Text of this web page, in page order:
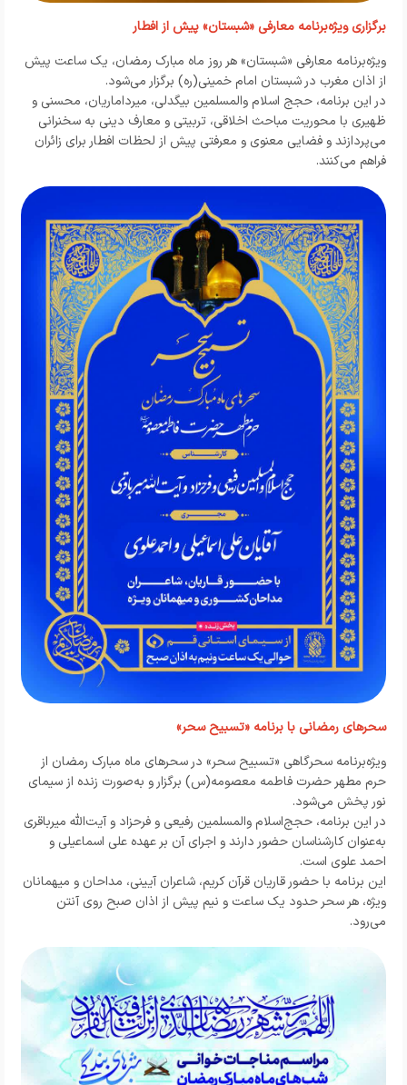
برگزاری ویژه‌برنامه معارفی «شبستان» پیش از افطار
ویژه‌برنامه معارفی «شبستان» هر روز ماه مبارک رمضان، یک ساعت پیش
از اذان مغرب در شبستان امام خمینی(ره) برگزار می‌شود.
در این برنامه، حجج اسلام والمسلمین بیگدلی، میرداماریان، محسنی و
ظهیری با محوریت مباحث اخلاقی، تربیتی و معارف دینی به سخنرانی
می‌پردازند و فضایی معنوی و معرفتی پیش از لحظات افطار برای زائران
فراهم می‌کنند.
سحرهای رمضانی با برنامه «تسبیح سحر»
ویژه‌برنامه سحرگاهی «تسبیح سحر» در سحرهای ماه مبارک رمضان از
حرم مطهر حضرت فاطمه معصومه(س) برگزار و به‌صورت زنده از سیمای
نور پخش می‌شود.
در این برنامه، حجج‌اسلام والمسلمین رفیعی و فرحزاد و آیت‌الله میرباقری
به‌عنوان کارشناسان حضور دارند و اجرای آن بر عهده علی اسماعیلی و
احمد علوی است.
این برنامه با حضور قاریان قرآن کریم، شاعران آیینی، مداحان و میهمانان
ویژه، هر سحر حدود یک ساعت و نیم پیش از اذان صبح روی آنتن
می‌رود.